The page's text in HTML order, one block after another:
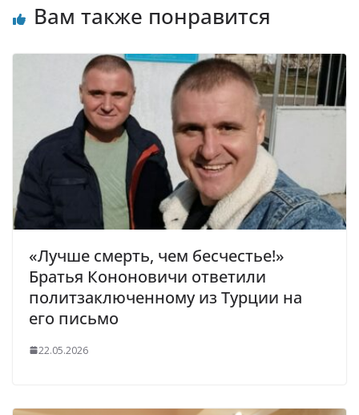
Вам также понравится
«Лучше смерть, чем бесчестье!»
Братья Кононовичи ответили
политзаключенному из Турции на
его письмо
22.05.2026